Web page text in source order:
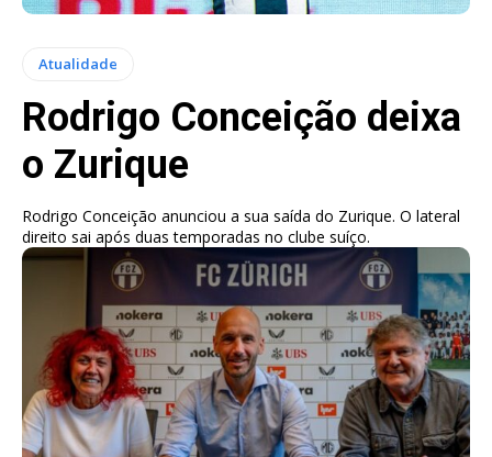
Atualidade
Rodrigo Conceição deixa
o Zurique
Rodrigo Conceição anunciou a sua saída do Zurique. O lateral
direito sai após duas temporadas no clube suíço.